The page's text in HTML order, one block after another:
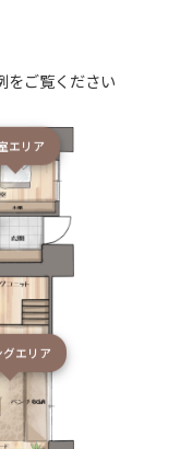
を​ご覧ください
エリア
グエリア